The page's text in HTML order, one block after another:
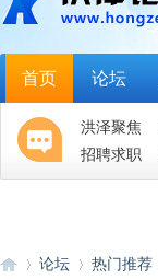
首页 论坛
洪泽聚焦
招聘求职
论坛 热门推荐